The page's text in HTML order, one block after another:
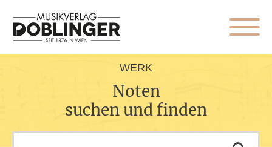
WERK
Noten
suchen und finden